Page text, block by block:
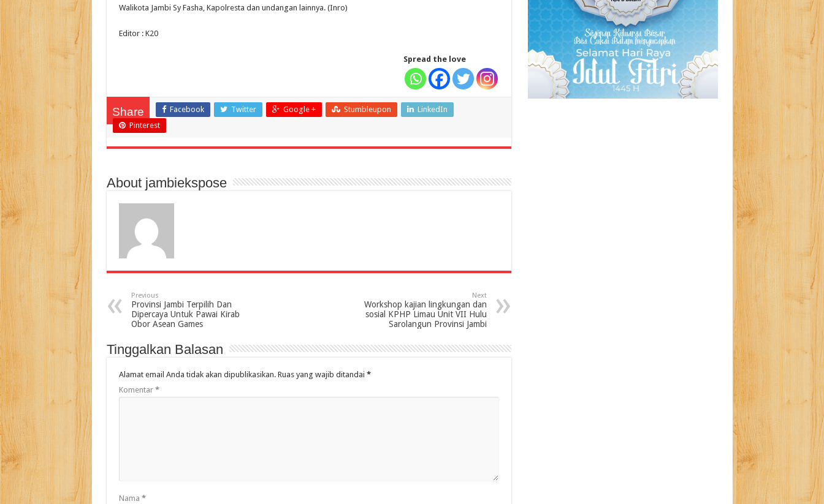
Walikota Jambi Sy Fasha, Kapolresta dan undangan lainnya. (Inro)
Editor : K20
Spread the love
Share Facebook Twitter Google + Stumbleupon
LinkedIn
Pinterest
About jambiekspose
Previous
Provinsi Jambi Terpilih Dan
Dipercaya Untuk Pawai Kirab
Obor Asean Games
Next
Workshop kajian lingkungan dan
sosial KPHP Limau Unit VII Hulu
Sarolangun Provinsi Jambi
Tinggalkan Balasan
Alamat email Anda tidak akan dipublikasikan. Ruas yang wajib ditandai *
Komentar *
Nama *